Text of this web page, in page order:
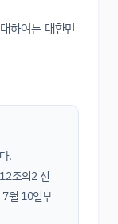
하여는 대한민
.
조의2 신
월 10일부